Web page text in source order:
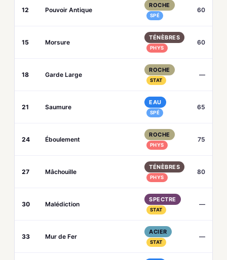
12 Pouvoir Antique
ROCHE
SPÉ
60
15 Morsure
TÉNÈBRES
PHYS
60
18 Garde Large
ROCHE
STAT
—
21 Saumure
EAU
SPÉ
65
24 Éboulement
ROCHE
PHYS
75
27 Mâchouille
TÉNÈBRES
PHYS
80
30 Malédiction
SPECTRE
STAT
—
33 Mur de Fer
ACIER
STAT
—